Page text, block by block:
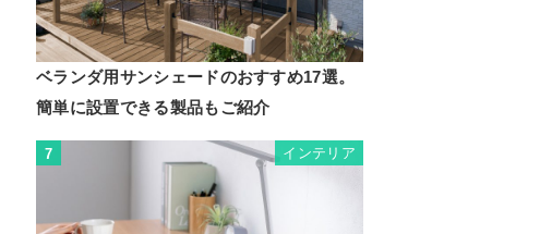
ベランダ用サンシェードのおすすめ17選。
簡単に設置できる製品もご紹介
7 インテリア